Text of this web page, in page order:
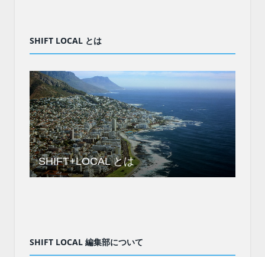
SHIFT LOCAL とは
SHIFT+LOCAL とは
SHIFT LOCAL 編集部について